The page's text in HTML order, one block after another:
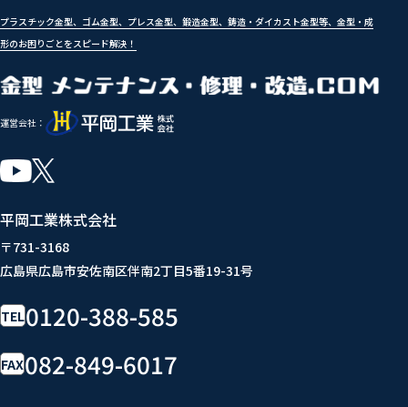
プラスチック金型、ゴム金型、プレス金型、鍛造金型、鋳造・ダイカスト金型等、金型・成
形のお困りごとをスピード解決！
運営会社：
平岡工業株式会社
〒731-3168
広島県広島市安佐南区伴南2丁目5番19-31号
TEL0120-388-585
FAX082-849-6017